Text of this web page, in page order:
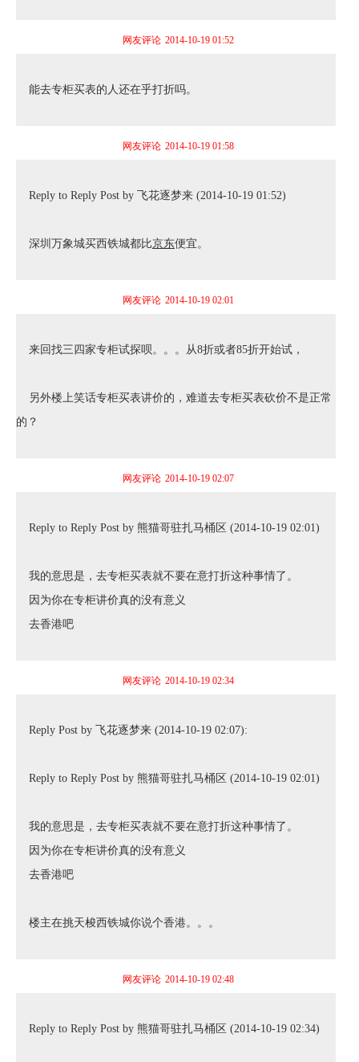
网友评论 2014-10-19 01:52
能去专柜买表的人还在乎打折吗。
网友评论 2014-10-19 01:58
Reply to Reply Post by 飞花逐梦来 (2014-10-19 01:52)
深圳万象城买西铁城都比京东便宜。
网友评论 2014-10-19 02:01
来回找三四家专柜试探呗。。。从8折或者85折开始试，
另外楼上笑话专柜买表讲价的，难道去专柜买表砍价不是正常
的？
网友评论 2014-10-19 02:07
Reply to Reply Post by 熊猫哥驻扎马桶区 (2014-10-19 02:01)
我的意思是，去专柜买表就不要在意打折这种事情了。
因为你在专柜讲价真的没有意义
去香港吧
网友评论 2014-10-19 02:34
Reply Post by 飞花逐梦来 (2014-10-19 02:07):
Reply to Reply Post by 熊猫哥驻扎马桶区 (2014-10-19 02:01)
我的意思是，去专柜买表就不要在意打折这种事情了。
因为你在专柜讲价真的没有意义
去香港吧
楼主在挑天梭西铁城你说个香港。。。
网友评论 2014-10-19 02:48
Reply to Reply Post by 熊猫哥驻扎马桶区 (2014-10-19 02:34)